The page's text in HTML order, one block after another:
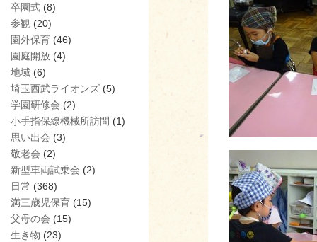
卒園式 (8)
参観 (20)
園外保育 (46)
園庭開放 (4)
地域 (6)
埼玉西武ライオンズ (5)
学園研修会 (2)
小手指保線機械所訪問 (1)
思い出会 (3)
敬老会 (2)
新型車両試乗会 (2)
日常 (368)
満三歳児保育 (15)
父母の会 (15)
生き物 (23)